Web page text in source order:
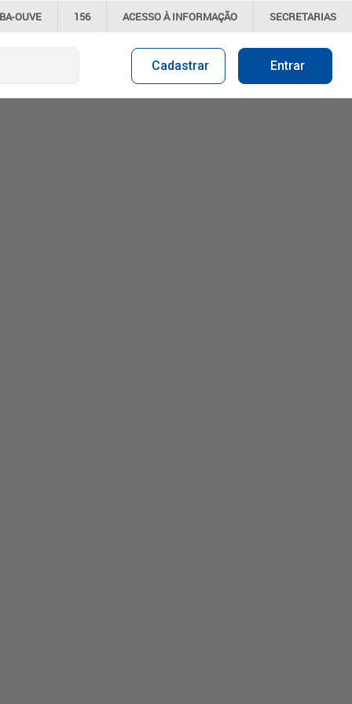
OUVE 156 ACESSO ÀINFORMAÇÃO SECRETARIAS
Cadastrar Entrar